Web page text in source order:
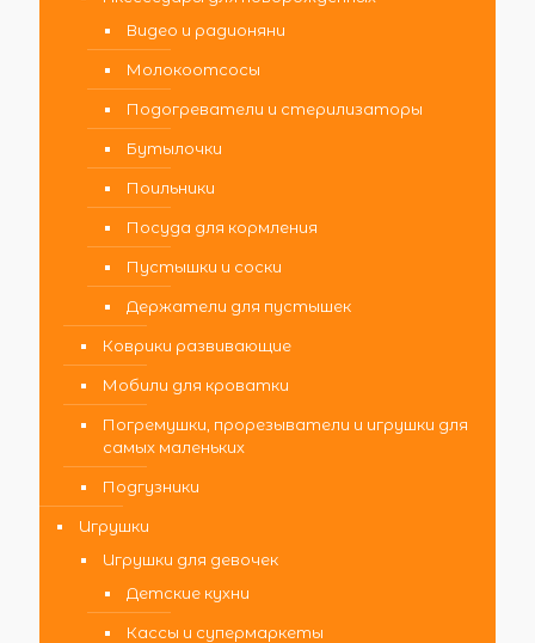
Видео и радионяни
Молокоотсосы
Подогреватели и стерилизаторы
Бутылочки
Поильники
Посуда для кормления
Пустышки и соски
Держатели для пустышек
Коврики развивающие
Мобили для кроватки
Погремушки, прорезыватели и игрушки для
самых маленьких
Подгузники
Игрушки
Игрушки для девочек
Детские кухни
Кассы и супермаркеты